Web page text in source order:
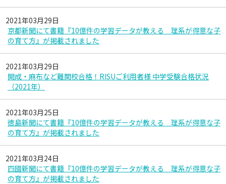
2021年03月29日
京都新聞にて書籍『10億件の学習データが教える 理系が得意な子
の育て方』が掲載されました
2021年03月29日
開成・麻布など難関校合格！RISUご利用者様 中学受験合格状況
（2021年）
2021年03月25日
徳島新聞にて書籍『10億件の学習データが教える 理系が得意な子
の育て方』が掲載されました
2021年03月24日
四國新聞にて書籍『10億件の学習データが教える 理系が得意な子
の育て方』が掲載されました